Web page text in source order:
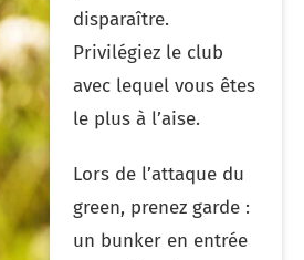
disparaître.
Privilégiez le club
avec lequel vous êtes
le plus à l’aise.
Lors de l’attaque du
green, prenez garde :
un bunker en entrée